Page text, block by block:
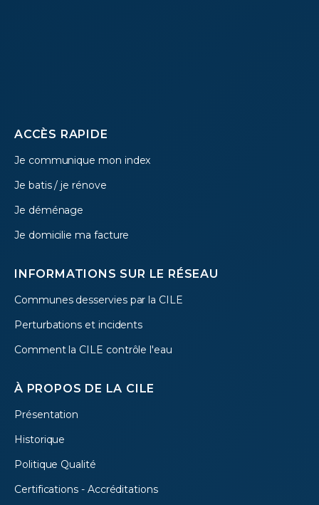
Footer
menu
ACCÈS RAPIDE
Je communique mon index
Je batis / je rénove
Je déménage
Je domicilie ma facture
INFORMATIONS SUR LE RÉSEAU
Communes desservies par la CILE
Perturbations et incidents
Comment la CILE contrôle l'eau
À PROPOS DE LA CILE
Présentation
Historique
Politique Qualité
Certifications - Accréditations